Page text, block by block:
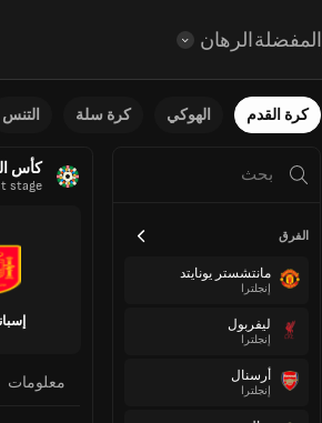
المفضلةالرهان
كرة القدم الهوكي كرة سلة التنس
الفرق
مانتشستر يونايتد
إنجلترا
ليفربول
إنجلترا
أرسنال
إنجلترا
كأس
stage
معلومات